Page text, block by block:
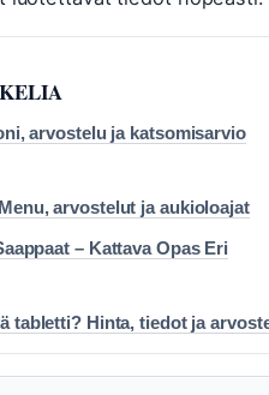
arvostelu ja katsomisarvio
arvostelut ja aukioloajat
– Kattava Opas Eri
tabletti? Hinta, tiedot ja